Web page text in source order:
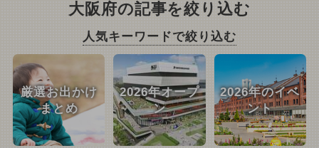
大阪府の記事を絞り込む
人気キーワードで絞り込む
厳選お出かけ
まとめ
2026年オープ
ン
2026年のイベ
ント